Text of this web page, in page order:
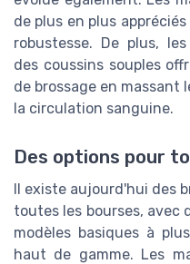
de plus en plus
robustesse. De plus,
des coussins souples
de brossage en
la circulation sanguine.
Des options pour
Il existe aujourd'hui des
toutes les bourses, avec
modèles basiques à
haut de gamme. Les